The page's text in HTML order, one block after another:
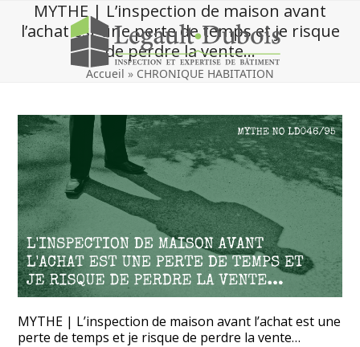
MYTHE | L’inspection de maison avant
l’achat est une perte de temps et je risque
de perdre la vente…
Accueil » CHRONIQUE HABITATION
MYTHE | L’inspection de maison avant l’achat est une
perte de temps et je risque de perdre la vente…